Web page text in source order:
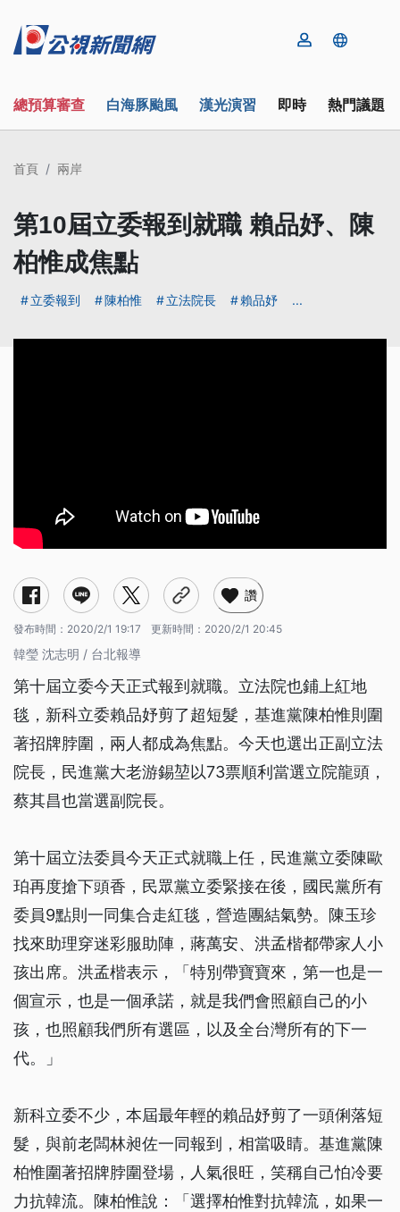
總預算審查 白海豚颱風 漢光演習 即時 熱門議題
首頁 兩岸
第10屆立委報到就職 賴品妤、陳
柏惟成焦點
立委報到 陳柏惟 立法院長 賴品妤 ...
讚
發布時間： 2020/2/1 19:17 更新時間： 2020/2/1 20:45
韓瑩 沈志明 / 台北報導
第十屆立委今天正式報到就職。立法院也鋪上紅地
毯，新科立委賴品妤剪了超短髮，基進黨陳柏惟則圍
著招牌脖圍，兩人都成為焦點。今天也選出正副立法
院長，民進黨大老游錫堃以73票順利當選立院龍頭，
蔡其昌也當選副院長。
第十屆立法委員今天正式就職上任，民進黨立委陳歐
珀再度搶下頭香，民眾黨立委緊接在後，國民黨所有
委員9點則一同集合走紅毯，營造團結氣勢。陳玉珍
找來助理穿迷彩服助陣，蔣萬安、洪孟楷都帶家人小
孩出席。洪孟楷表示，「特別帶寶寶來，第一也是一
個宣示，也是一個承諾，就是我們會照顧自己的小
孩，也照顧我們所有選區，以及全台灣所有的下一
代。」
新科立委不少，本屆最年輕的賴品妤剪了一頭俐落短
髮，與前老闆林昶佐一同報到，相當吸睛。基進黨陳
柏惟圍著招牌脖圍登場，人氣很旺，笑稱自己怕冷要
力抗韓流。陳柏惟說：「選擇柏惟對抗韓流，如果一